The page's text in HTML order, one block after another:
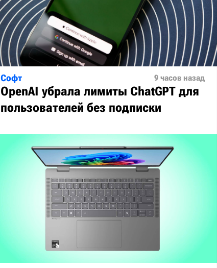
Софт 9 часов назад
OpenAI убрала лимиты ChatGPT для
пользователей без подписки